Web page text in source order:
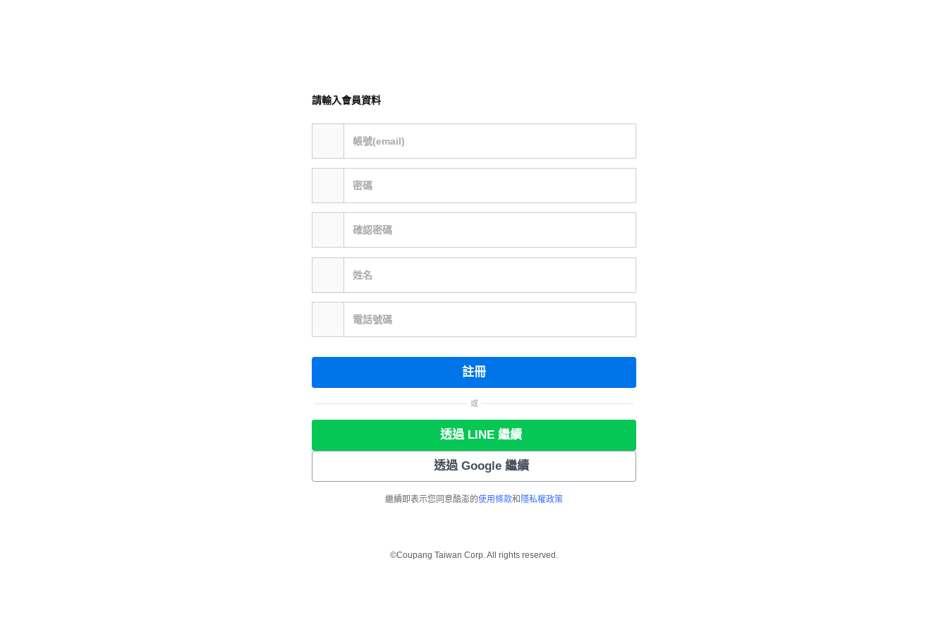
請輸入會員資料
帳號(email)
密碼
確認密碼
姓名
電話號碼
註冊
或
透過 LINE 繼續
透過 Google 繼續
繼續即表示您同意酷澎的使用條款和 隱私權政策
©Coupang Taiwan Corp. All rights reserved.